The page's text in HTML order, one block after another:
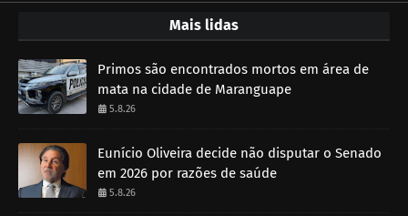
Mais lidas
Primos são encontrados mortos em área de
mata na cidade de Maranguape
5.8.26
Eunício Oliveira decide não disputar o Senado
em 2026 por razões de saúde
5.8.26